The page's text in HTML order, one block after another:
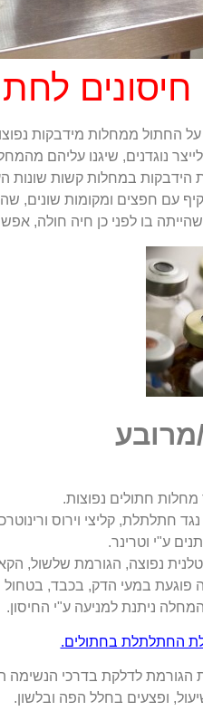
על החתול ממחלות מידבקות
נוגדנים, שיגנו עליהם
הידבקות במחלות קשות
עקיף עם חפצים ומקומות
שהייתה בו לפני כן חיה חולה,
מרובע
חתולים נפוצות.
חתלתלת, קליצי וירוס
ע"י וטרינר.
נפוצה, הגורמת שלשול,
פוגעת במעי הדק, בכבד,
ניתנת למניעה ע"י החיסון.
החתלתלת בחתולים.
הגורמת לדלקת בדרכי הנשימה
ופצעים בחלל הפה ובלשון.